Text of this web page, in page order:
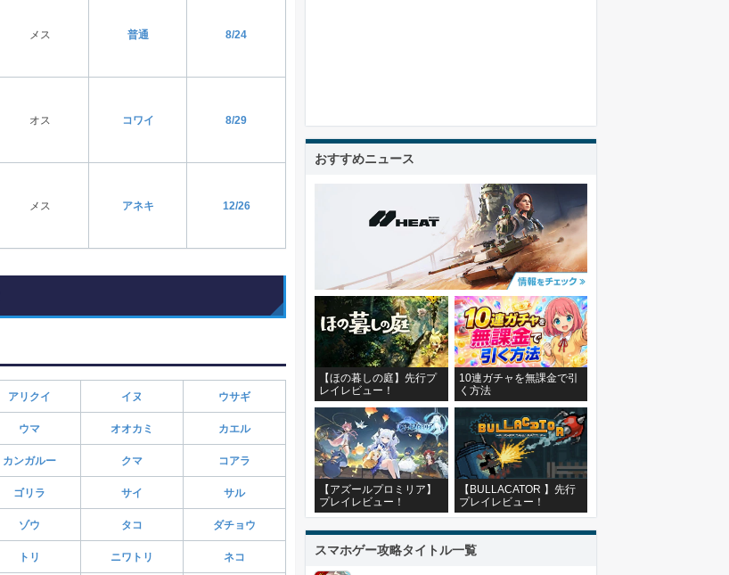
メス 普通 8/24
オス コワイ 8/29
メス アネキ 12/26
アリクイ イヌ ウサギ
ウマ オオカミ カエル
カンガルー クマ コアラ
ゴリラ サイ サル
ゾウ タコ ダチョウ
トリ ニワトリ ネコ
おすすめニュース
【ほの暮しの庭】先行プ
レイレビュー！
10連ガチャを無課金で引
く方法
【アズールプロミリア】
プレイレビュー！
【BULLACATOR 】先行
プレイレビュー！
スマホゲー攻略タイトル一覧